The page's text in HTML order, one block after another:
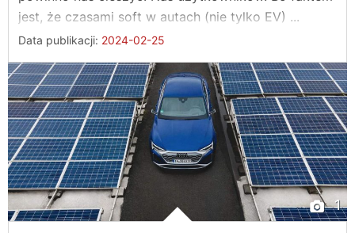
jest, że czasami soft w autach (nie tylko EV) ...
Data publikacji: 2024-02-25
1